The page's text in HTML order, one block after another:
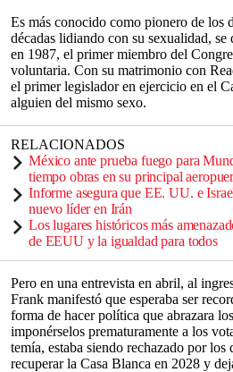
Es más conocido como pionero de los
décadas lidiando con su sexualidad,
en 1987, el primer miembro del
voluntaria. Con su matrimonio con
el primer legislador en ejercicio en el
alguien del mismo sexo.
RELACIONADOS
México ante prueba fuego para
tiempo obras en su principal
Informe asegura que EE. UU. e
nuevo líder en Irán
Los lugares históricos más
de EEUU y la igualdad para todos
Pero en una entrevista en abril, al
Frank manifestó que esperaba ser
forma de hacer política que abrazara
imponérselos prematuramente a los
temía, estaba siendo rechazado por los
recuperar la Casa Blanca en 2028 y